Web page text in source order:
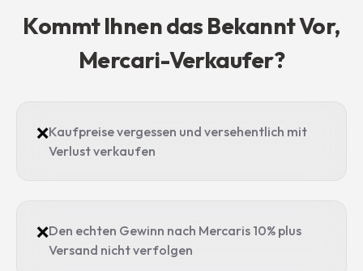
Kommt Ihnen das Bekannt Vor,
Mercari-Verkaufer?
❌Kaufpreise vergessen und versehentlich mit
Verlust verkaufen
❌Den echten Gewinn nach Mercaris 10% plus
Versand nicht verfolgen